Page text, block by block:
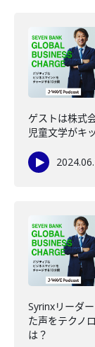
ゲストは株式
児童文学がキ
Syrinxリーダ
た声をテクノ
は？